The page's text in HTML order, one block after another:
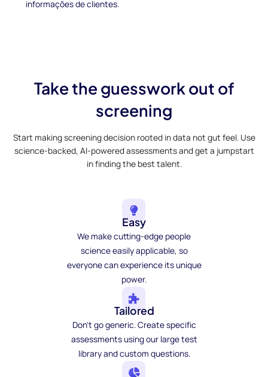
informações de clientes.
Take the guesswork out of
screening
Start making screening decision rooted in data not gut feel. Use
science-backed, AI-powered assessments and get a jumpstart
in finding the best talent.
Easy
We make cutting-edge people
science easily applicable, so
everyone can experience its unique
power.
Tailored
Don't go generic. Create specific
assessments using our large test
library and custom questions.